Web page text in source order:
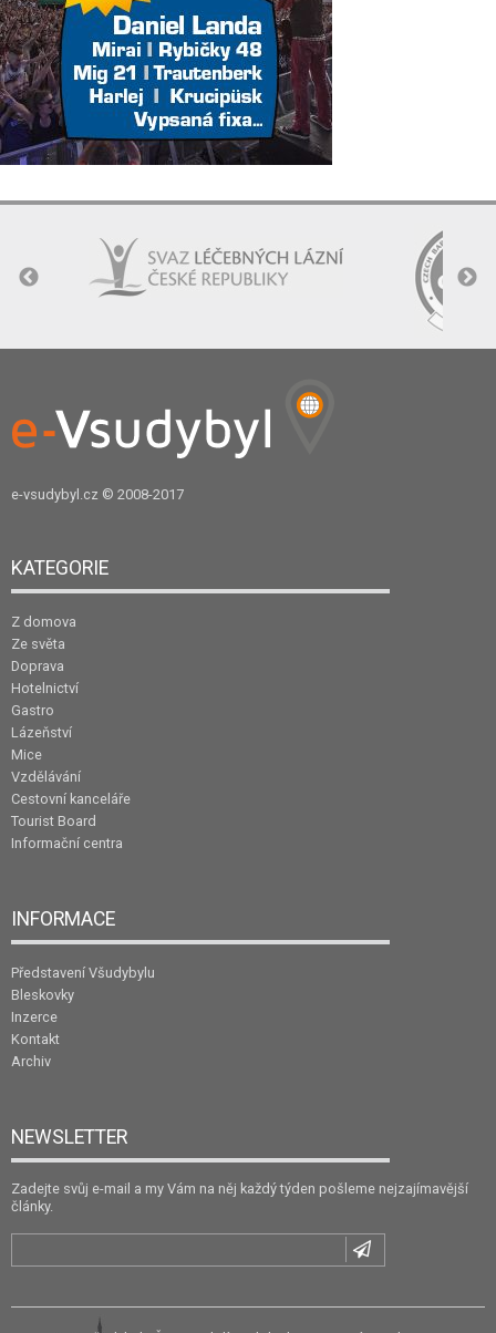
e-vsudybyl.cz © 2008-2017
KATEGORIE
Z domova
Ze světa
Doprava
Hotelnictví
Gastro
Lázeňství
Mice
Vzdělávání
Cestovní kanceláře
Tourist Board
Informační centra
INFORMACE
Představení Všudybylu
Bleskovky
Inzerce
Kontakt
Archiv
NEWSLETTER
Zadejte svůj e-mail a my Vám na něj každý týden pošleme nejzajímavější
články.